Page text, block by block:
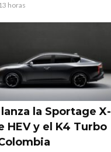
horas
la Sportage X-
HEV y el K4 Turbo